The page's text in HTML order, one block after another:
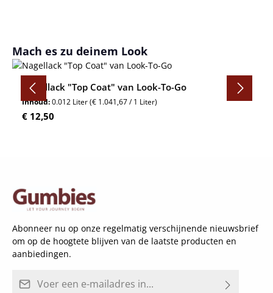
Productgalerij overslaan
Mach es zu deinem Look
Nagellack "Top Coat" van Look-To-Go
Inhoud:0.012 Liter(€ 1.041,67 / 1 Liter)
Normale prijs:
€ 12,50
Abonneer nu op onze regelmatig verschijnende nieuwsbrief
om op de hoogtete blijven van de laatste producten en
aanbiedingen.